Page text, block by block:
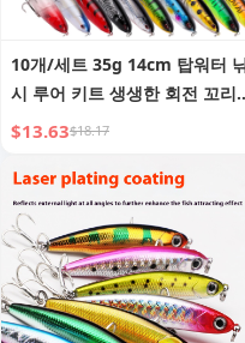
10개/세트 35g 14cm 탑워터
시 루어 키트 생생한 회전 꼬리
사실적인 미끼 담수 및 해수용
$13.63$18.17